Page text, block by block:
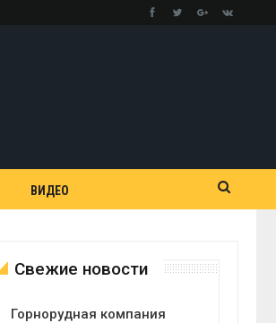
ВИДЕО
Свежие новости
Горнорудная компания